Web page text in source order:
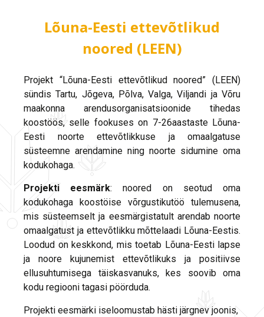
Lõuna-Eesti ettevõtlikud
noored (LEEN)
Projekt “Lõuna-Eesti ettevõtlikud noored” (LEEN)
sündis Tartu, Jõgeva, Põlva, Valga, Viljandi ja Võru
maakonna arendusorganisatsioonide tihedas
koostöös, selle fookuses on 7-26aastaste Lõuna-
Eesti noorte ettevõtlikkuse ja omaalgatuse
süsteemne arendamine ning noorte sidumine oma
kodukohaga.
Projekti eesmärk: noored on seotud oma
kodukohaga koostöise võrgustikutöö tulemusena,
mis süsteemselt ja eesmärgistatult arendab noorte
omaalgatust ja ettevõtlikku mõttelaadi Lõuna-Eestis.
Loodud on keskkond, mis toetab Lõuna-Eesti lapse
ja noore kujunemist ettevõtlikuks ja positiivse
ellusuhtumisega täiskasvanuks, kes soovib oma
kodu regiooni tagasi pöörduda.
Projekti eesmärki iseloomustab hästi järgnev joonis,